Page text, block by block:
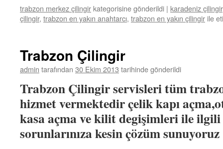
trabzon merkez çilingir kategorisine gönderildi | karadeniz çilingir
çilingir, trabzon en yakın anahtarcı, trabzon en yakın çilingir ile
Trabzon Çilingir
admin tarafından 30 Ekim 2013 tarihinde gönderildi
Trabzon Çilingir servisleri tüm
hizmet vermektedir çelik kapı
kasa açma ve kilit degişimleri ile
sorunlarınıza kesin çözüm